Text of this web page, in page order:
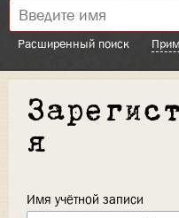
Расширенный поиск
я
Имя учётной записи